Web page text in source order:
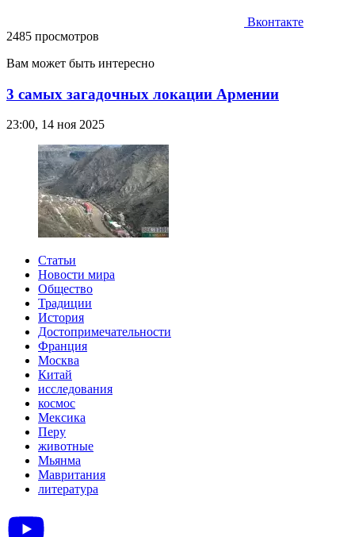
Вконтакте
2485 просмотров
Вам может быть интересно
3 самых загадочных локации Армении
23:00, 14 ноя 2025
Статьи
Новости мира
Общество
Традиции
История
Достопримечательности
Франция
Москва
Китай
исследования
космос
Мексика
Перу
животные
Мьянма
Мавритания
литература